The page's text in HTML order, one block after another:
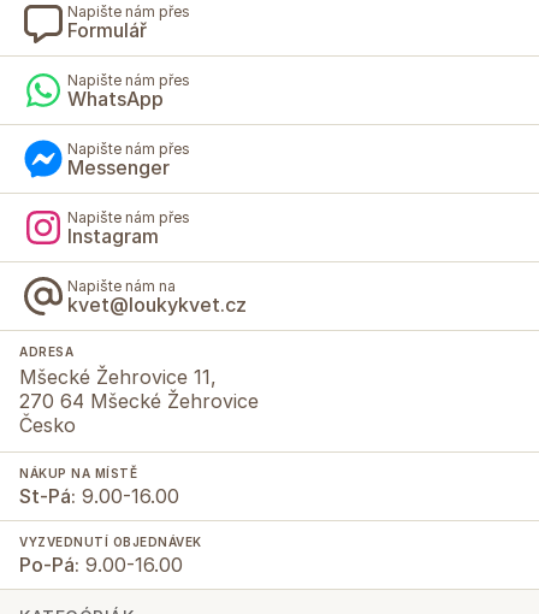
Napište nám přes
Formulář
Napište nám přes
WhatsApp
Napište nám přes
Messenger
Napište nám přes
Instagram
Napište nám na
kvet@loukykvet.cz
ADRESA
Mšecké Žehrovice 11,
270 64 Mšecké Žehrovice
Česko
NÁKUP NA MÍSTĚ
St-Pá: 9.00-16.00
VYZVEDNUTÍ OBJEDNÁVEK
Po-Pá: 9.00-16.00